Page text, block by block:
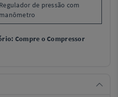
Regulador de pressão com
manômetro
Compre o Compressor